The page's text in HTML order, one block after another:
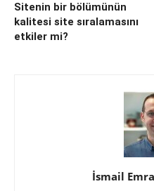
Sitenin bir bölümünün
kalitesi site sıralamasını
etkiler mi?
İsmail